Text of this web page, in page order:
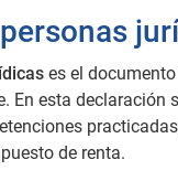
es el
En esta
de renta.